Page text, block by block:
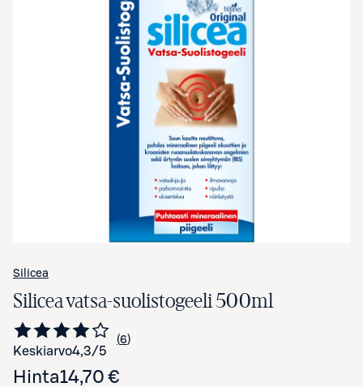
Avaa tuotekuva suurennettuna
Silicea
Silicea vatsa-suolistogeeli 500ml
Keskiarvo4,3/5 Siirry arvioihin
6
kappaletta
Hinta14,70 €